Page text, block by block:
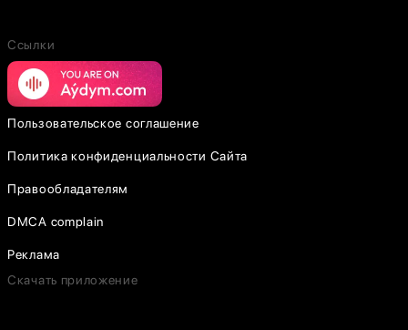
Ссылки
Пользовательское соглашение
Политика конфиденциальности Сайта
Правообладателям
DMCA complain
Реклама
Скачать приложение